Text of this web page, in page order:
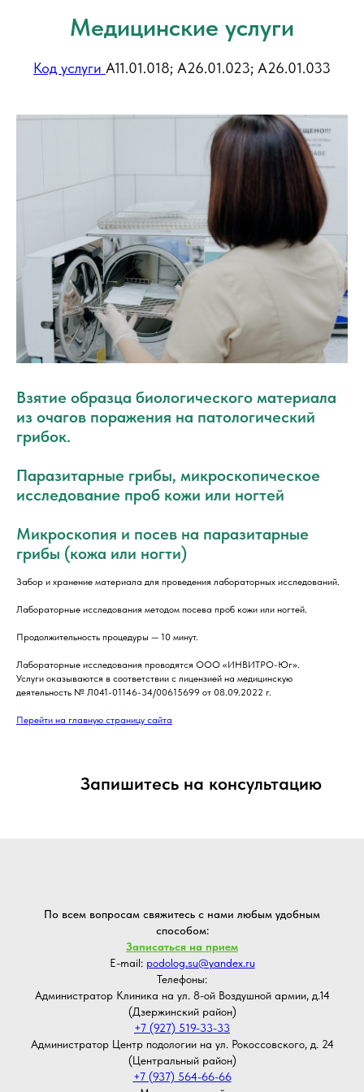
Медицинские услуги
Код услуги А11.01.018; А26.01.023; А26.01.033
Взятие образца биологического материала
из очагов поражения на патологический
грибок.
Паразитарные грибы, микроскопическое
исследование проб кожи или ногтей
Микроскопия и посев на паразитарные
грибы (кожа или ногти)
Забор и хранение материала для проведения лабораторных исследований.
Лабораторные исследования методом посева проб кожи или ногтей.
Продолжительность процедуры — 10 минут.
Лабораторные исследования проводятся ООО «ИНВИТРО-Юг».
Услуги оказываются в соответствии с лицензией на медицинскую
деятельность № Л041-01146-34/00615699 от 08.09.2022 г.
Перейти на главную страницу сайта
Запишитесь на консультацию
По всем вопросам свяжитесь с нами любым удобным
способом:
Записаться на прием
E-mail: podolog.su@yandex.ru
Телефоны:
Администратор Клиника на ул. 8-ой Воздушной армии, д.14
(Дзержинский район)
+7 (927) 519-33-33
Администратор Центр подологии на ул. Рокоссовского, д. 24
(Центральный район)
+7 (937) 564-66-66